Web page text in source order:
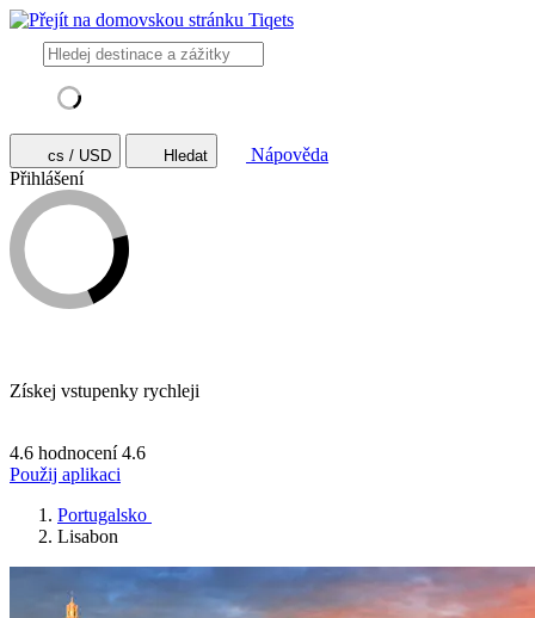
cs / USD Hledat
Nápověda
Přihlášení
Získej vstupenky rychleji
4.6 hodnocení 4.6
Použij aplikaci
Portugalsko
Lisabon